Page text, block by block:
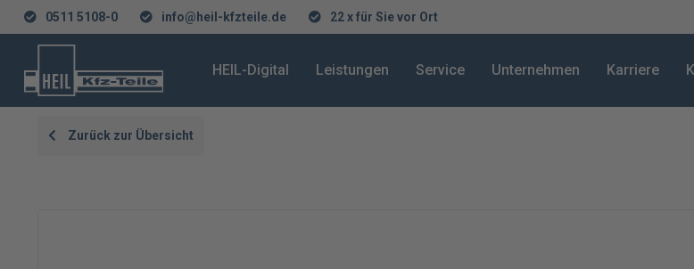
0511 5108-0 info@heil-kfzteile.de 22 x für Sie vor Ort
HEIL-Digital Leistungen Service Unternehmen Karriere
Zurück zur Übersicht